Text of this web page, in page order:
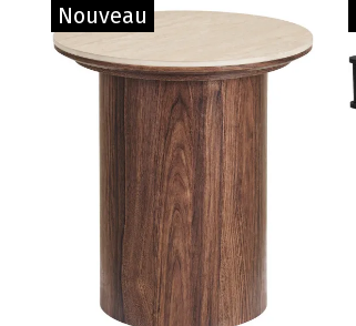
Nouveau